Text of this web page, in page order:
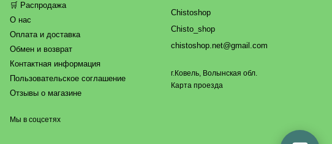
🛒 Распродажа
О нас
Оплата и доставка
Обмен и возврат
Контактная информация
Пользовательское соглашение
Отзывы о магазине
Мы в соцсетях
Chistoshop
Chisto_shop
chistoshop.net@gmail.com
г.Ковель, Волынская обл.
Карта проезда